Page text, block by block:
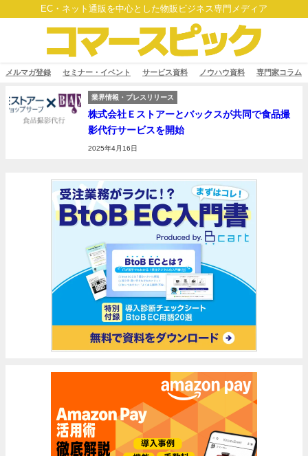
EC・ネット通販を中心とした物販ビジネス専門メディア
メルマガ登録 セミナー・イベント サービス資料 ノウハウ資料 専門家コラム
業界情報・プレスリリース
株式会社Ｅストアーとバックスが共同で食品撮
影代行サービスを開始
2025年4月16日